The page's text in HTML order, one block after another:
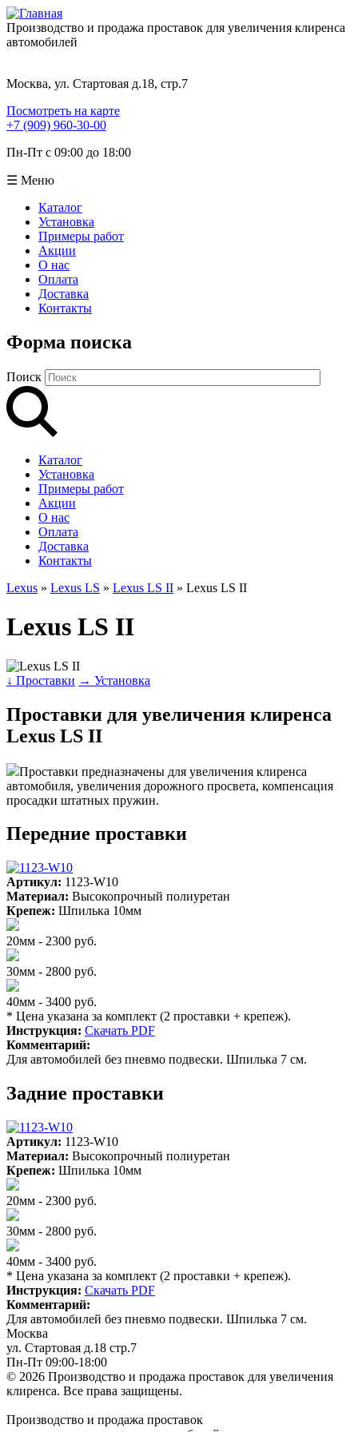
Производство и продажа проставок для увеличения клиренса
автомобилей
Москва, ул. Стартовая д.18, стр.7
Посмотреть на карте
+7 (909) 960-30-00
Пн-Пт с 09:00 до 18:00
☰ Меню
Каталог
Установка
Примеры работ
Акции
О нас
Оплата
Доставка
Контакты
Форма поиска
Поиск
Каталог
Установка
Примеры работ
Акции
О нас
Оплата
Доставка
Контакты
Lexus » Lexus LS » Lexus LS II » Lexus LS II
Lexus LS II
↓ Проставки → Установка
Проставки для увеличения клиренса
Lexus LS II
Проставки предназначены для увеличения клиренса
автомобиля, увеличения дорожного просвета, компенсация
просадки штатных пружин.
Передние проставки
Артикул: 1123-W10
Материал: Высокопрочный полиуретан
Крепеж: Шпилька 10мм
20мм - 2300 руб.
30мм - 2800 руб.
40мм - 3400 руб.
* Цена указана за комплект (2 проставки + крепеж).
Инструкция: Скачать PDF
Комментарий:
Для автомобилей без пневмо подвески. Шпилька 7 см.
Задние проставки
Артикул: 1123-W10
Материал: Высокопрочный полиуретан
Крепеж: Шпилька 10мм
20мм - 2300 руб.
30мм - 2800 руб.
40мм - 3400 руб.
* Цена указана за комплект (2 проставки + крепеж).
Инструкция: Скачать PDF
Комментарий:
Для автомобилей без пневмо подвески. Шпилька 7 см.
Москва
ул. Стартовая д.18 стр.7
Пн-Пт 09:00-18:00
© 2026 Производство и продажа проставок для увеличения
клиренса. Все права защищены.
Производство и продажа проставок